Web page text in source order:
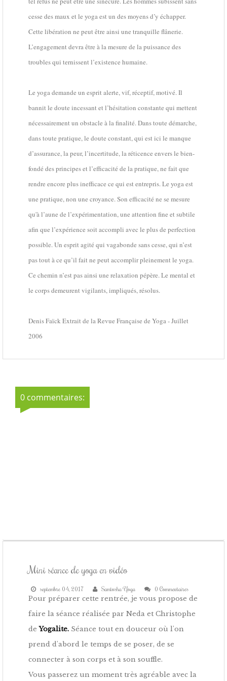
cesse des maux et le yoga est un des moyens d’y échapper.
Cette libération ne peut être ainsi une tranquille flânerie.
L’engagement devra être à la mesure de la puissance des
troubles qui ternissent l’existence humaine.
Le yoga demande un esprit alerte, vif, réceptif, motivé. Il
bannit le doute incessant et l’hésitation constante qui mettent
nécessairement un obstacle à la finalité. Dans toute démarche,
dans toute pratique, le doute constant, qui est ici le manque
d’assurance, la peur, l’incertitude, la réticence envers le bien-
fondé des principes et l’efficacité de la pratique, ne fait que
rendre encore plus inefficace ce qui est entrepris. Le yoga est
une pratique, non une croyance. Son efficacité ne se mesure
qu'à l’aune de l’expérimentation, une attention fine et subtile
afin que l’expérience soit accompli avec le plus de perfection
possible. Un esprit agité qui vagabonde sans cesse, qui n’est
pas tout à ce qu’il fait ne peut accomplir pleinement le yoga.
Ce chemin n’est pas ainsi une relaxation pépère. Le mental et
le corps demeurent vigilants, impliqués, résolus.
Denis Faïck Extrait de la Revue Française de Yoga - Juillet
2006
0 commentaires:
Mini séance de yoga en vidéo
septembre 04, 2017 Samtosha Yoga 0 Commentaires
Pour préparer cette rentrée, je vous propose de
faire la séance réalisée par Neda et Christophe
deYogalite. Séance tout en douceur où l'on
prend d'abord le temps de se poser, de se
connecter à son corps et à son souffle.
Vous passerez un moment très agréable avec la